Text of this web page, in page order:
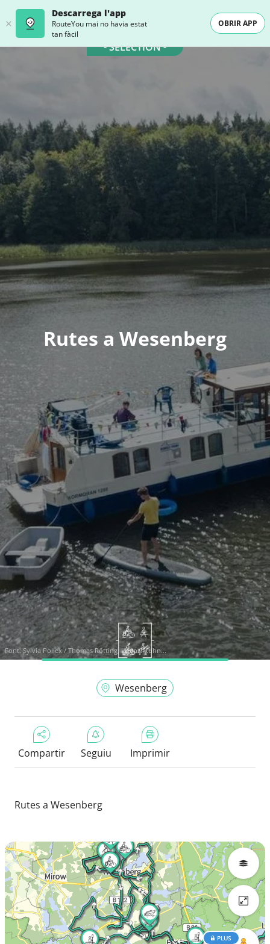
Descarrega l'app
RouteYou mai no havia estat
tan fàcil
OBRIR APP
- SELECTION -
Rutes a Wesenberg
Font: Sylvia Pollex / Thomas Rötting, Lizenz: Kuhn...
Wesenberg
Compartir Seguiu Imprimir
Rutes a Wesenberg
PLUS